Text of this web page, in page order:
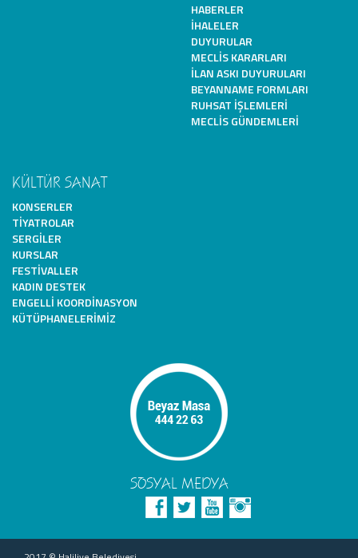
HABERLER
İHALELER
DUYURULAR
MECLIS KARARLARI
İLAN ASKI DUYURULARI
BEYANNAME FORMLARI
RUHSAT İŞLEMLERI
MECLIS GÜNDEMLERI
KÜLTÜR SANAT
KONSERLER
TIYATROLAR
SERGILER
KURSLAR
FESTIVALLER
KADIN DESTEK
ENGELLI KOORDINASYON
KÜTÜPHANELERIMIZ
SOSYAL MEDYA